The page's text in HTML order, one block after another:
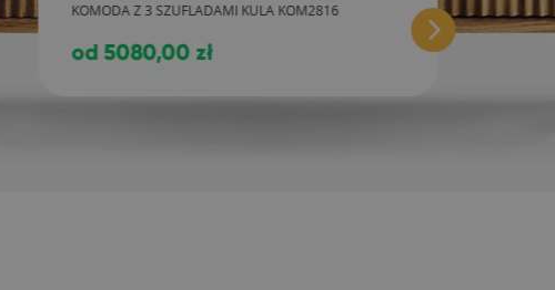
KOMODA Z 3 SZUFLADAMI KULA KOM2816
od 5080,00 zł